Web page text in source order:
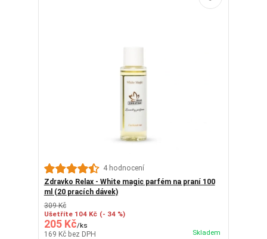
4 hodnocení
Zdravko Relax - White magic parfém na praní 100
ml (20 pracích dávek)
309 Kč
Ušetříte 104 Kč (- 34 %)
205 Kč/ks
169 Kč bez DPH Skladem